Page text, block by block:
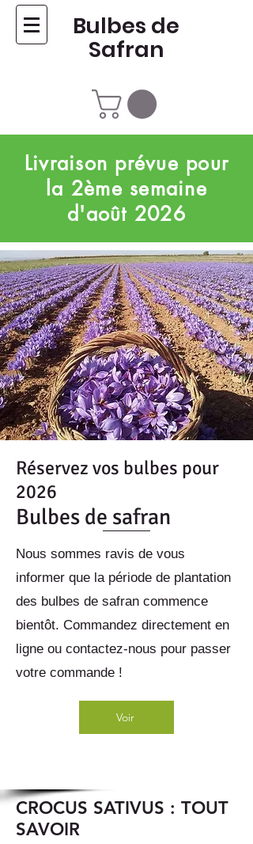
Bulbes de
Safran
Livraison prévue pour
la 2ème semaine
d'août 2026
Réservez vos bulbes pour
2026
Bulbes de safran
Nous sommes ravis de vous
informer que la période de plantation
des bulbes de safran commence
bientôt. Commandez directement en
ligne ou contactez-nous pour passer
votre commande !
Voir
CROCUS SATIVUS : TOUT
SAVOIR